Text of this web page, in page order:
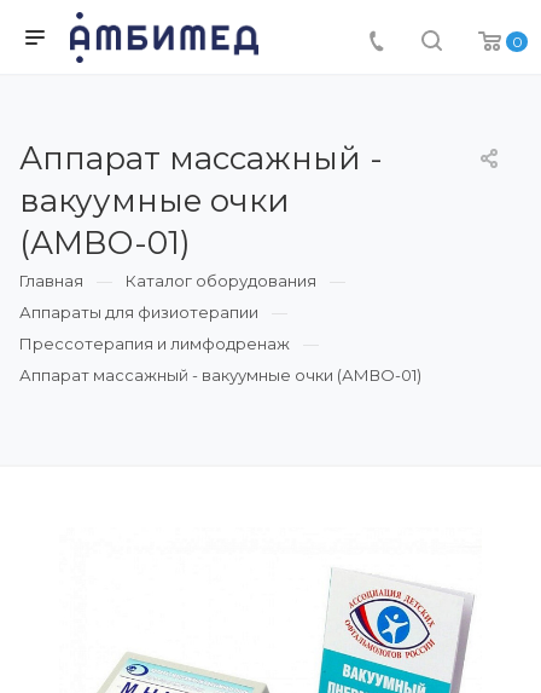
0
Аппарат массажный -
вакуумные очки
(АМВО-01)
Главная
Каталог оборудования
Аппараты для физиотерапии
Прессотерапия и лимфодренаж
Аппарат массажный - вакуумные очки (АМВО-01)